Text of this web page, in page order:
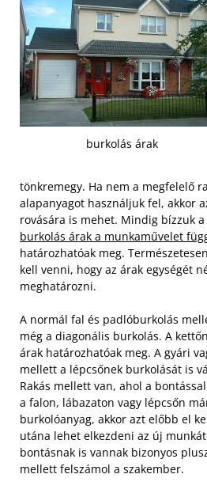
burkolás árak
tönkremegy. Ha nem a megfelelő
alapanyagot használjuk fel, akkor
rovására is mehet. Mindig bízzuk
burkolás árak a munkaművelet
határozhatóak meg.
kell venni, hogy az árak egységét
meghatározni.
A normál fal és padlóburkolás
még a diagonális burkolás. A
árak határozhatóak meg. A gyári
mellett a lépcsőnek burkolását is
Rakás mellett van, ahol a
a falon, lábazaton vagy lépcsőn
burkolóanyag, akkor azt előbb el
utána lehet elkezdeni az új
bontásnak is vannak bizonyos
mellett felszámol a szakember.